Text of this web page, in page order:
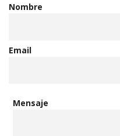
Nombre
Email
Mensaje